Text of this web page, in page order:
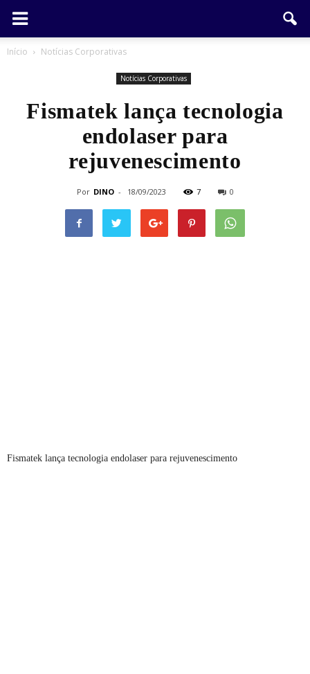
Início Notícias Corporativas
Notícias Corporativas
Fismatek lança tecnologia
endolaser para
rejuvenescimento
Por DINO - 18/09/2023 7 0
Fismatek lança tecnologia endolaser para rejuvenescimento